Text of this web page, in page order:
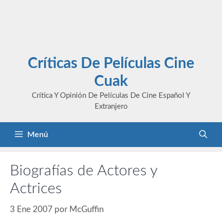
Críticas De Películas Cine
Cuak
Crítica Y Opinión De Películas De Cine Español Y
Extranjero
Menú
Biografías de Actores y
Actrices
3 Ene 2007 por McGuffin